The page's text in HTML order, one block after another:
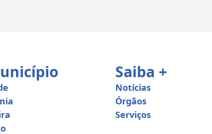
Saiba +
Notícias
Órgãos
Serviços